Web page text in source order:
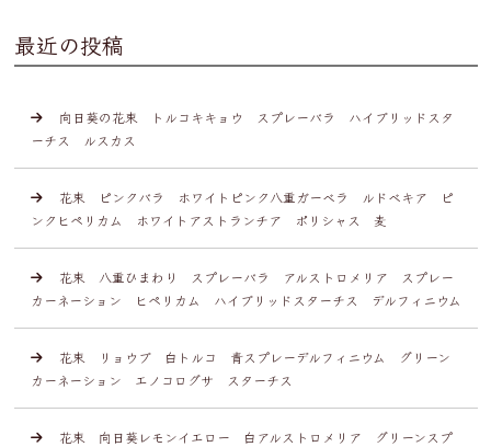
最近の投稿
向日葵の花束 トルコキキョウ スプレーバラ ハイブリッドスタ
ーチス ルスカス
花束 ピンクバラ ホワイトピンク八重ガーベラ ルドベキア ピ
ンクヒペリカム ホワイトアストランチア ポリシャス 麦
花束 八重ひまわり スプレーバラ アルストロメリア スプレー
カーネーション ヒペリカム ハイブリッドスターチス デルフィニウム
花束 リョウブ 白トルコ 青スプレーデルフィニウム グリーン
カーネーション エノコログサ スターチス
花束 向日葵レモンイエロー 白アルストロメリア グリーンスプ